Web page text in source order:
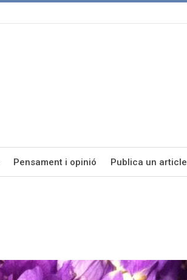
Pensament i opinió Publica un article